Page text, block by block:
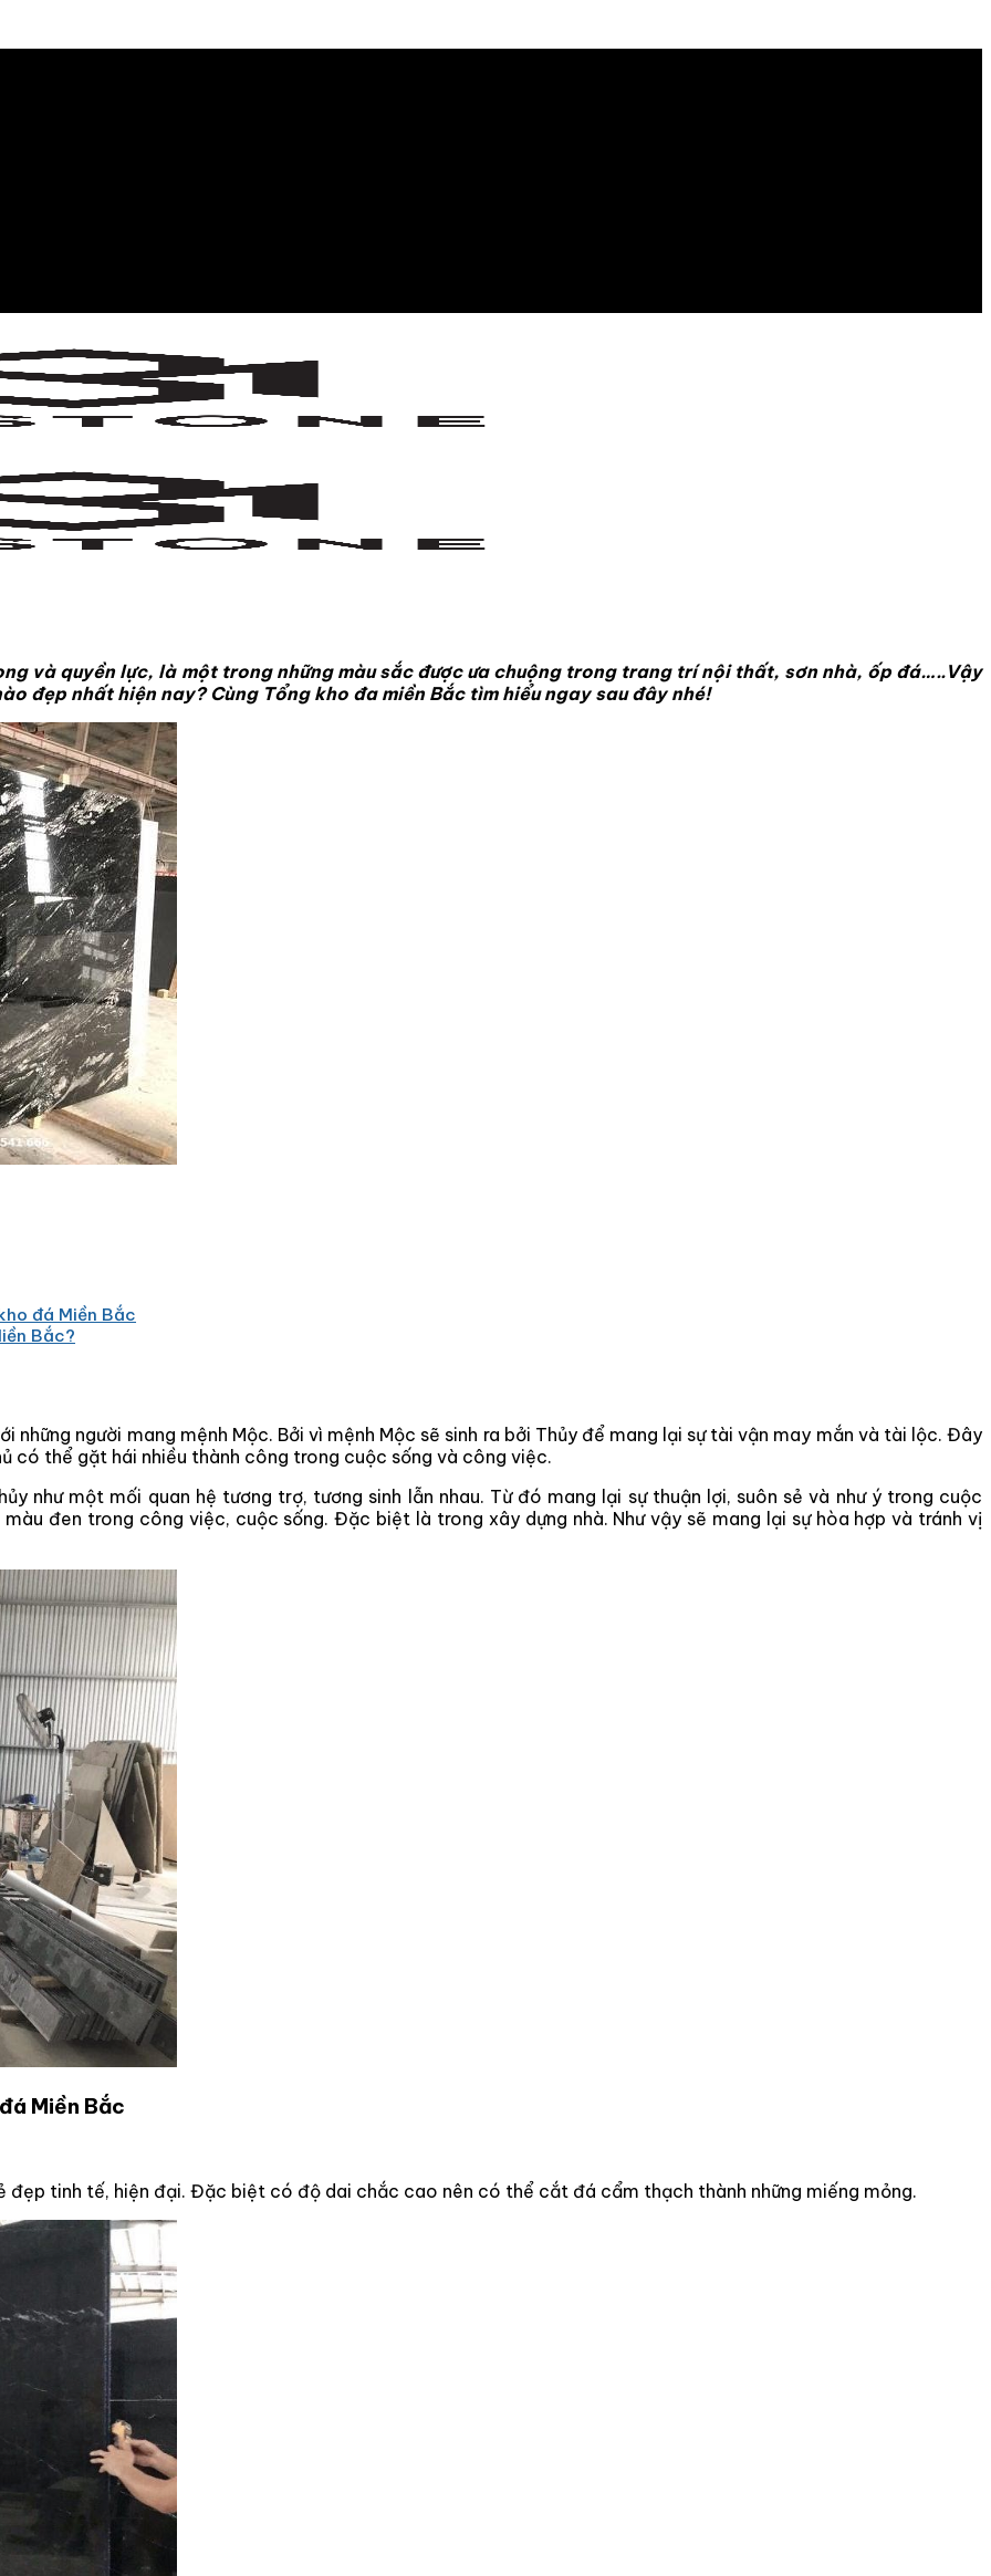
và quyền lực, là một trong những màu sắc được ưa chuộng trong trang trí nội thất, sơn nhà, ốp đá…..Vậy
đẹp nhất hiện nay? Cùng Tổng kho đa miền Bắc tìm hiểu ngay sau đây nhé!
đá Miền Bắc
Bắc?
những người mang mệnh Mộc. Bởi vì mệnh Mộc sẽ sinh ra bởi Thủy để mang lại sự tài vận may mắn và tài lộc. Đây
có thể gặt hái nhiều thành công trong cuộc sống và công việc.
như một mối quan hệ tương trợ, tương sinh lẫn nhau. Từ đó mang lại sự thuận lợi, suôn sẻ và như ý trong cuộc
màu đen trong công việc, cuộc sống. Đặc biệt là trong xây dựng nhà. Như vậy sẽ mang lại sự hòa hợp và tránh vị
Miền Bắc
đẹp tinh tế, hiện đại. Đặc biệt có độ dai chắc cao nên có thể cắt đá cẩm thạch thành những miếng mỏng.